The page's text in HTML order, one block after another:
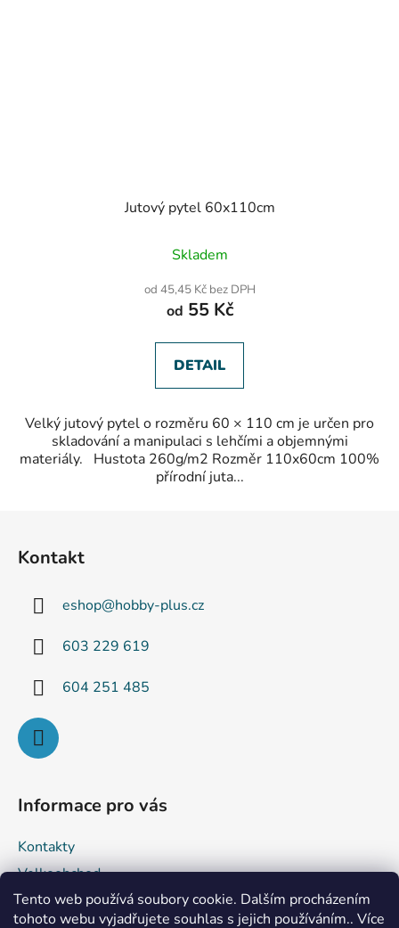
Tento web používá soubory cookie. Dalším procházením
tohoto webu vyjadřujete souhlas s jejich používáním.. Více
Jutový pytel 60x110cm
hodnocení
je
5,0
5
hvězdiček.
Skladem
od 45,45 Kč bez DPH
od 55 Kč
DETAIL
Velký jutový pytel o rozměru 60 × 110 cm je určen pro
skladování a manipulaci s lehčími a objemnými
materiály. Hustota 260g/m2 Rozměr 110x60cm 100%
přírodní juta...
Kontakt
eshop@hobby-plus.cz
603 229 619
604 251 485
Informace pro vás
Kontakty
Velkoobchod
Obchodní podmínky